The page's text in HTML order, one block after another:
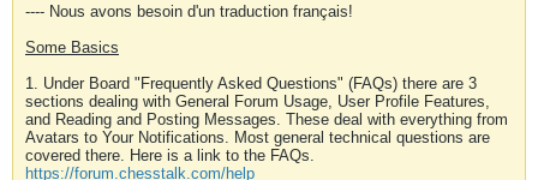
---- Nous avons besoin d'un traduction français!
Some Basics
1. Under Board "Frequently Asked Questions" (FAQs) there are 3
sections dealing with General Forum Usage, User Profile Features,
and Reading and Posting Messages. These deal with everything from
Avatars to Your Notifications. Most general technical questions are
covered there. Here is a link to the FAQs.
https://forum.chesstalk.com/help